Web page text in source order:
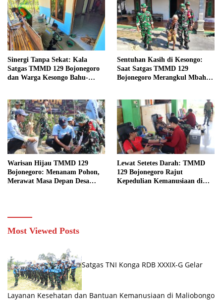
Sinergi Tanpa Sekat: Kala
Satgas TMMD 129 Bojonegoro
dan Warga Kesongo Bahu-
Sentuhan Kasih di Kesongo:
Saat Satgas TMMD 129
Bojonegoro Merangkul Mbah
Warisan Hijau TMMD 129
Bojonegoro: Menanam Pohon,
Merawat Masa Depan Desa
Lewat Setetes Darah: TMMD
129 Bojonegoro Rajut
Kepedulian Kemanusiaan di
Most Viewed Posts
Satgas TNI Konga RDB XXXIX-G Gelar
Layanan Kesehatan dan Bantuan Kemanusiaan di Maliobongo